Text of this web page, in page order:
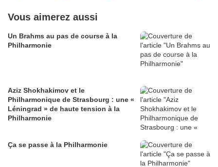
Vous aimerez aussi
Un Brahms au pas de course à la
Philharmonie
Aziz Shokhakimov et le
Philharmonique de Strasbourg : une «
Léningrad » de haute tension à la
Philharmonie
Ça se passe à la Philharmonie